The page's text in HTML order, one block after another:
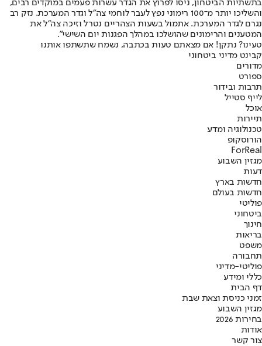
בתשתיות הביטחון, ניסו לפרוץ את הגדר עשרות פעמים במוקדים רבים,
והשליכו יותר מ־100 רימוני נפץ לעבר לוחמי צה"ל וגדר המערכת. נזק רב
נגרם לגדר המערכת. אתמול בשעות הצהריים נטרל וזיכה צה"ל את
המטענים והרימונים שהושלכו במהלך הפגנות יום השישי".
טעינו? נתקן! אם מצאתם טעות בכתבה, נשמח שתשתפו אותנו
קבינט מדיני ביטחוני
מדורים
ספורט
תרבות ובידור
לייף סטייל
אוכל
תיירות
טכנולוגיה ומדע
הורוסקופ
ForReal
מגזין השבוע
דעות
חדשות בארץ
חדשות בעולם
פוליטי
ביטחוני
חינוך
בריאות
משפט
תחבורה
פוליטי-מדיני
כללי ומידע
דף הבית
זמני כניסת וצאת שבת
מגזין השבוע
בחירות 2026
אודות
צור קשר